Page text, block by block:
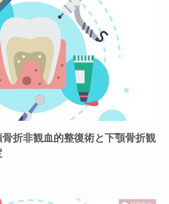
折非観血的整復術と下顎骨折観